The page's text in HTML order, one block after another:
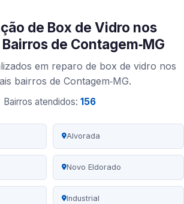
de Box de Vidro nos
de Contagem‑MG
em reparo de box de vidro nos
bairros de Contagem‑MG.
Bairros atendidos: 156
Alvorada
Novo Eldorado
Industrial